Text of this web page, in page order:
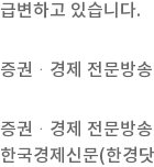
급변하고있습니다.
증권ᆞ경제전문방
증권ᆞ경제전문방
한국경제신문(한경